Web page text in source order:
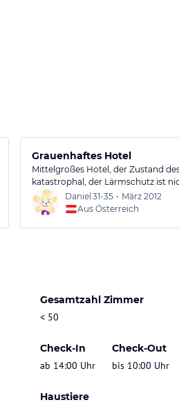
Grauenhaftes Hotel
Mittelgroßes Hotel, der Zustand
katastrophal, der Lärmschutz ist
Daniel 31-35 • März 2012
Aus Österreich
Gesamtzahl Zimmer
< 50
Check-In
ab 14:00 Uhr
Check-Out
bis 10:00 Uhr
Haustiere